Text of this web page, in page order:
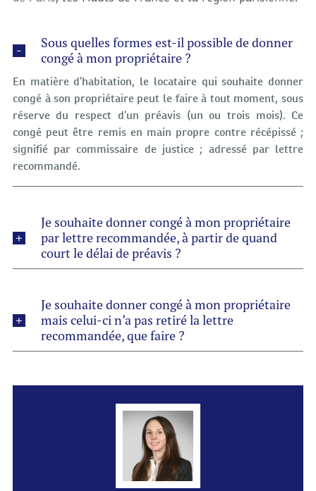
Sous quelles formes est-il possible de donner
congé à mon propriétaire ?
En matière d’habitation, le locataire qui souhaite donner
congé à son propriétaire peut le faire à tout moment, sous
réserve du respect d’un préavis (un ou trois mois). Ce
congé peut être remis en main propre contre récépissé ;
signifié par commissaire de justice ; adressé par lettre
recommandé.
Je souhaite donner congé à mon propriétaire
par lettre recommandée, à partir de quand
court le délai de préavis ?
Je souhaite donner congé à mon propriétaire
mais celui-ci n’a pas retiré la lettre
recommandée, que faire ?